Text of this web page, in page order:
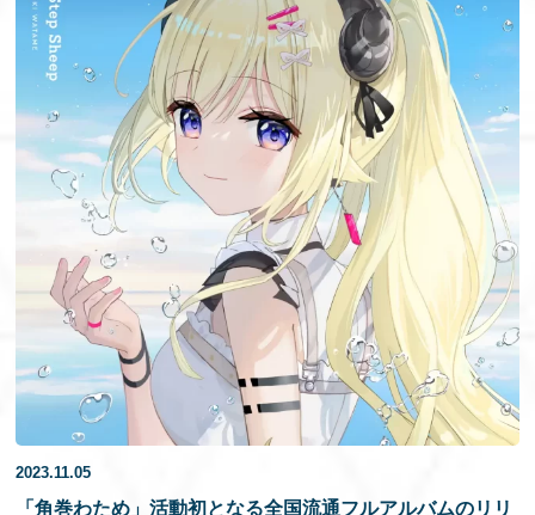
EVENTS
VIDEOS
MUSIC
GOODS
SPECIAL
EN
2023.11.05
「角巻わため」活動初となる全国流通フルアルバムのリリ